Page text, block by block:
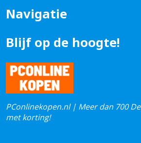
Navigatie
Blijf op de hoogte!
PConlinekopen.nl | Meer dan 700
met korting!